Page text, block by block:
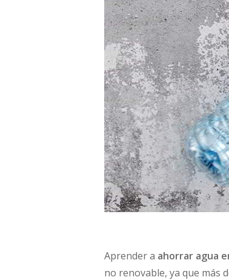
Aprender a ahorrar agua
no renovable, ya que más